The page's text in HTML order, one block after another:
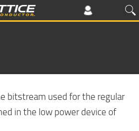
bitstream used for the regular
in the low power device of